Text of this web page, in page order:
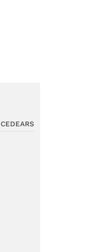
CEDEARS